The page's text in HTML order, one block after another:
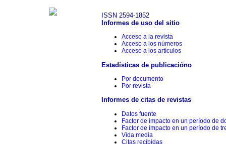
ISSN 2594-1852
Informes de uso del sitio
Acceso a la revista
Acceso a los números
Acceso a los artículos
Estadísticas de publicacióno
Por documento
Por revista
Informes de citas de revistas
Datos fuente
Factor de impacto en un período de
Factor de impacto en un período de
Vida media
Citas recibidas